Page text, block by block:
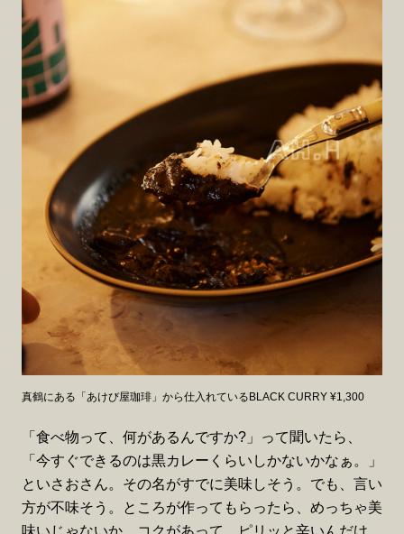
真鶴にある「あけび屋珈琲」から仕入れているBLACK CURRY ¥1,300
「食べ物って、何があるんですか?」って聞いたら、
「今すぐできるのは黒カレーくらいしかないかなぁ。」
といさおさん。その名がすでに美味しそう。でも、言い
方が不味そう。ところが作ってもらったら、めっちゃ美
味いじゃないか。コクがあって、ピリッと辛いんだけ